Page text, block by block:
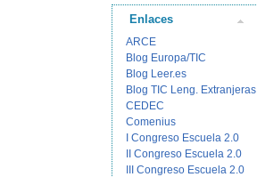
Enlaces
ARCE
Blog Europa/TIC
Blog Leer.es
Blog TIC Leng. Extranjeras
CEDEC
Comenius
I Congreso Escuela 2.0
II Congreso Escuela 2.0
III Congreso Escuela 2.0